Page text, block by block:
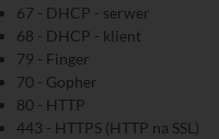
67 - DHCP - serwer
68 - DHCP - klient
79 - Finger
70 - Gopher
80 - HTTP
443 - HTTPS (HTTP na SSL)